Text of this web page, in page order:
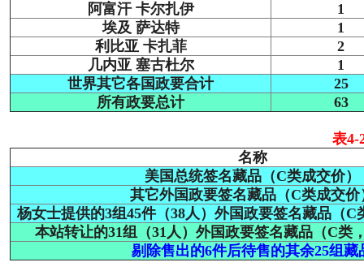
阿富汗 卡尔扎伊
1
埃及 萨达特
1
利比亚 卡扎菲
2
几内亚 塞古杜尔
1
世界其它各国政要合计
25
所有政要总计
63
表4-
名称
美国总统签名藏品（C类成交价）
其它外国政要签名藏品（C类成交价
杨女士提供的3组45件（38人）外国政要签名藏品（C
本站转让的31组（31人）外国政要签名藏品（C类
剔除售出的6件后待售的其余25组藏